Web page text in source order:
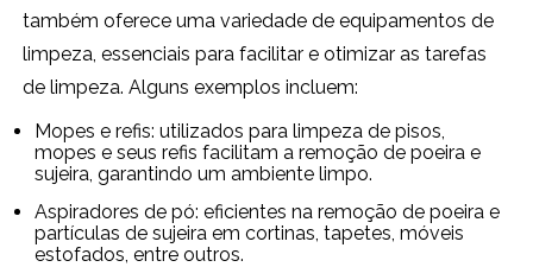
também oferece uma variedade de equipamentos de
limpeza, essenciais para facilitar e otimizar as tarefas
de limpeza. Alguns exemplos incluem:
Mopes e refis: utilizados para limpeza de pisos,
mopes e seus refis facilitam a remoção de poeira e
sujeira, garantindo um ambiente limpo.
Aspiradores de pó: eficientes na remoção de poeira e
partículas de sujeira em cortinas, tapetes, móveis
estofados, entre outros.